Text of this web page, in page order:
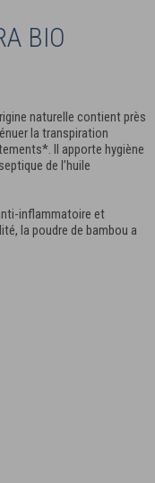
BIO
naturelle contient près
la transpiration
Il apporte hygiène
de l’huile
inflammatoire et
la poudre de bambou a